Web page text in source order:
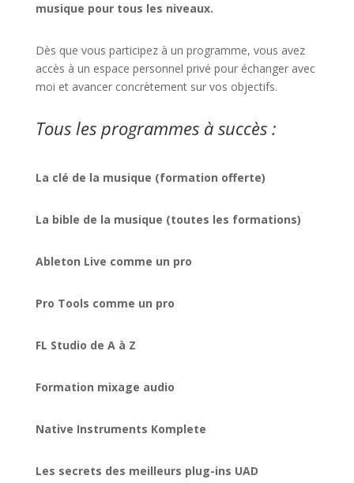
musique pour tous les niveaux.
Dès que vous participez à un programme, vous avez
accès à un espace personnel privé pour échanger avec
moi et avancer concrètement sur vos objectifs.
Tous les programmes à succès :
La clé de la musique (formation offerte)
La bible de la musique (toutes les formations)
Ableton Live comme un pro
Pro Tools comme un pro
FL Studio de A à Z
Formation mixage audio
Native Instruments Komplete
Les secrets des meilleurs plug-ins UAD